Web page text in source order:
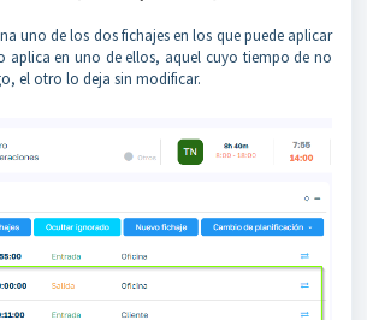
uno de los dos fichajes en los que puede aplicar
aplica en uno de ellos, aquel cuyo tiempo de no
el otro lo deja sin modificar.